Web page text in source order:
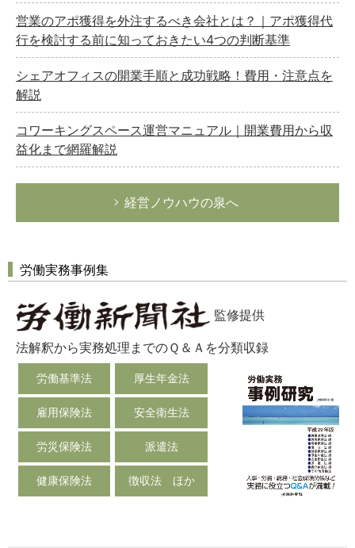
営業のアポ獲得を外注するべき会社とは？｜アポ獲得代
行を検討する前に知っておきたい4つの判断基準
シェアオフィスの開業手順と成功戦略！費用・注意点を
解説
コワーキングスペース運営マニュアル｜開業費用から収
益化まで網羅解説
経営ノウハウの泉へ
労働実務事例集
監修提供
法解釈から実務処理までのＱ＆Ａを分類収録
労働基準法 厚生年金法
雇用保険法 安全衛生法
労災保険法 派遣法
健康保険法 徴収法 ほか